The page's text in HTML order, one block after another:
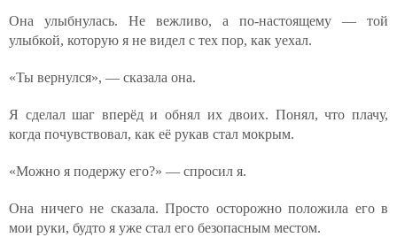
Она улыбнулась. Не вежливо, а по-настоящему — той
улыбкой, которую я не видел с тех пор, как уехал.
«Ты вернулся», — сказала она.
Я сделал шаг вперёд и обнял их двоих. Понял, что плачу,
когда почувствовал, как её рукав стал мокрым.
«Можно я подержу его?» — спросил я.
Она ничего не сказала. Просто осторожно положила его в
мои руки, будто я уже стал его безопасным местом.